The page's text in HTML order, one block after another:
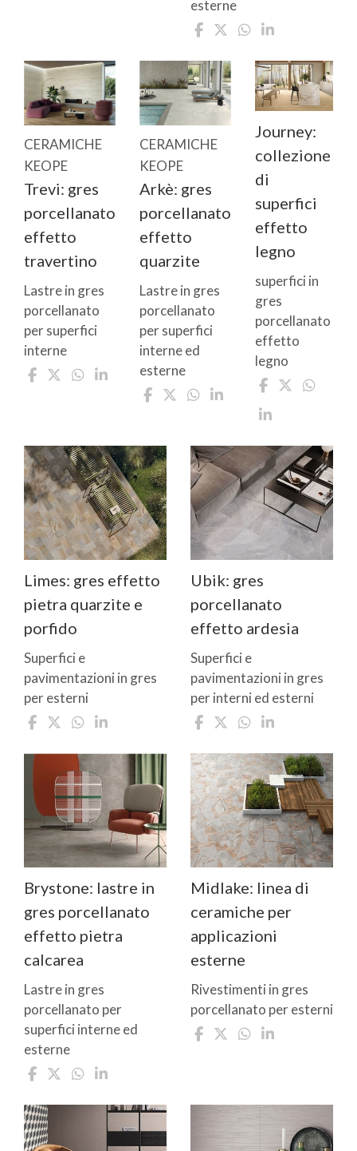
esterne
CERAMICHE
KEOPE
Trevi: gres
porcellanato
effetto
travertino
Lastre in gres
porcellanato
per superfici
interne
CERAMICHE
KEOPE
Arkè: gres
porcellanato
effetto
quarzite
Lastre in gres
porcellanato
per superfici
interne ed
esterne
Journey:
collezione
di
superfici
effetto
legno
superfici in
gres
porcellanato
effetto
legno
Limes: gres effetto
pietra quarzite e
porfido
Superfici e
pavimentazioni in gres
per esterni
Ubik: gres
porcellanato
effetto ardesia
Superfici e
pavimentazioni in gres
per interni ed esterni
Brystone: lastre in
gres porcellanato
effetto pietra
calcarea
Lastre in gres
porcellanato per
superfici interne ed
esterne
Midlake: linea di
ceramiche per
applicazioni
esterne
Rivestimenti in gres
porcellanato per esterni